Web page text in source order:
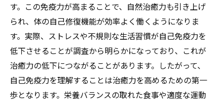
日常の中に自然との接触を取り入れる
治癒力を引き出すための心のリセット法
治癒力向上に役立つ食事と栄養の見直し
抗酸化物質を含む食材の効果
腸内環境を整える食習慣
スーパーフードを活用した食生活
す。この免疫力が高まることで、自然治癒力も引き上げ
られ、体の自己修復機能が効率よく働くようになりま
す。実際、ストレスや不規則な生活習慣が自己免疫力を
低下させることが調査から明らかになっており、これが
治癒力の低下につながることがあります。したがって、
自己免疫力を理解することは治癒力を高めるための第一
歩となります。栄養バランスの取れた食事や適度な運動